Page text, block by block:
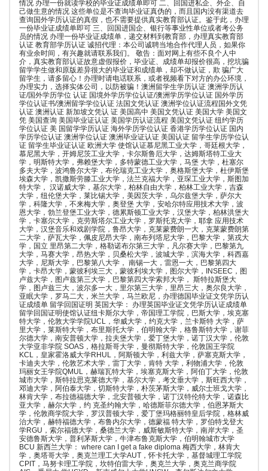
情况 办理一份就读学校的毕业证成绩单即可 二、回国进私企、外企、自
己做生意的情况 这些单位是不查询毕业证真伪的，而且国内没有渠道去
查询国外学历认证的真假，也不需要提供真实教育部认证。鉴于此，办理
一份毕业证成绩单即可 三、回国进国企、银行等事业性单位或者考公务
员的情况 办理一份毕业证成绩单，递交材料到教育部，办理真实教育部
认证 教育部学历认证 诚招代理：本公司诚聘当地合作代理人员，如果你
有业余时间，有兴趣就请联系我们。 敬告：面对网上有些不良个人中
介，真实教育部认证故意虚假报价，毕业证、成绩单却报价很高，挖坑骗
留学学生做和原版差异很大的毕业证和成绩单，却不做认证，欺 骗广大
留学生，请多留心！办理时请电话联系，或者视频看下对方的办公环境，
办理实力，选择实体公司，以防被骗！澳洲留学生学历认证 澳洲学历认
证/国外学历学位 认证 国境外学历学位认证/澳洲学历学位认证 国外学历
学位认证书/澳洲留学学位认证 法国文凭认证 澳洲学位认证流程国外文凭
认证 澳洲认证 新加坡文凭认 证 美国高中 美国文凭认证 美国大学 美国文
凭 美国查询 美国毕业证认证 美国学历认证流程 美国文凭认证 纽约学历
学位认证 美 国留学学历认证 海外学历学位认证 香港学历学位认证 国内
学历学位认证 澳洲学位认证 澳洲毕业证认证 美国认证 留学生学历学位认
证 留学生毕业证认证 欧洲大学 使馆认证慕尼黑工业大学，哥廷根大学，
慕尼黑大学，开姆尼茨工业大学，卡尔斯鲁厄大学，达姆斯塔特工业大
学，明斯特大学，弗赖堡大学，多特蒙德工业大学，马堡 大学，杜塞尔
多夫大学，波鸿鲁尔大学，布伦瑞克工业大学，奥格斯堡大学，杜伊斯堡
埃森大学，凯撒斯劳滕工业大学，法兰克福大学，亚琛工业大学，斯图加
特大学， 汉诺威大学，基尔大学，柏林自由大学，柏林工业大学，吉森
大学，纽伦堡大学，莱比锡大学，美因茨大学，乌尔兹堡大学，萨尔大
学，科隆大学，不来梅大学，奥登堡 大学，安哈尔特应用技术大学，波
恩大学，勃兰登堡工业大学，德累斯顿工业大学，汉堡大学，柏林洪堡大
学，卡塞尔大学，克劳斯塔尔工业大学，罗斯托克大学，耶拿 应用技术
大学，汉堡音乐和戏剧学院，鲁昂大学，克莱蒙费朗一大，克莱蒙费朗第
二大学，萨瓦大学，佩皮尼昂大学，南布列塔尼大学，巴黎大学，第戎大
学，国立 里昂第二大学，格勒诺布尔第三大学，凡尔赛大学，巴黎第九
大学，马赛大学，昂热大学，贝桑松大学，波城大学，滨海大学，科西嘉
大学，尼斯大学，巴黎第八大学， 南锡一大，雷恩一大，巴黎第四大
学，卡昂大学，蒙彼利埃三大，蒙彼利埃大学，图尔大学，INSEEC，图
卢兹大学，图卢兹第三大学，巴黎第四大学索邦大学， 斯特拉斯堡大
学，图卢兹三大，波尔多一大，里尔第三大学，里昂三大，奥尔良大学，
亚眠大学，罗马二大，米兰大学，马兰欧尼，办理德国毕业证文凭学历认
证成绩单 留学回国证明 英国大学： 办理英国毕业证文凭学历认证成绩单
留学回国证明使馆认证纽卡斯尔大学，帝国理工学院，巴斯大学，埃克塞
特大学，伦敦大学学院UCL，华威大学，约克大学，兰卡斯特 大学，萨
里大学，莱斯特大学，布里斯托大学，伯明翰大学，格鲁斯特大学，谢菲
尔德大学，南安普顿大学，拉夫堡大学，爱丁堡大学，诺丁汉大学，伦敦
大学亚非学院 SOAS，格拉斯哥大学，曼彻斯特大学，伦敦国王学院
KCL，皇家霍洛威大学RHUL，阿斯顿大学，利兹大学，萨塞克斯大学，
卡迪夫大学，伦敦艺术大学，雷丁大学，肯特 大学，利物浦大学，伦敦
玛丽女王学院QMUL，赫瑞瓦特大学，埃塞克斯大学，阿伯丁大学，伦敦
城市大学，斯特拉思克莱德大学，基尔大学，考文垂大学，斯旺西大学，
邓迪大学，阿伯泰大学，切斯特大学，朴茨茅斯大学，威尔士班戈大学，
林肯大学，布拉德福德大学，北安普顿大学，诺丁汉特伦特大学，诺森比
亚大学，赫尔大学，约 克圣约翰大学，哈德斯菲尔德大学，伯恩茅斯大
学，伦敦商学院大学，罗汉普顿大学，爱丁堡玛格丽特皇后学院，格林威
治大学，赫特福德大学，布鲁内尔大学，德蒙福 特大学，罗伯特戈登大
学RGU，索尔福德大学，桑德兰大学，威斯敏斯特大学，南岸大学，圣
安德鲁斯大学，普利茅斯大学，牛津布鲁克斯大学，伯明翰城市大学
BCU 新西兰大学： where can I get a fake diploma 梅西大学，林肯大
学，奥塔哥大学，奥克兰理工大学AUT，怀卡托大学，基督城理工学院
CPIT，马努卡理工学院，坎特伯雷大学，奥克兰大学，奥克兰商学院